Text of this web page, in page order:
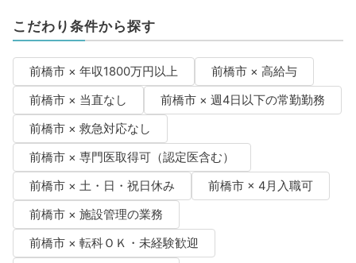
こだわり条件から探す
前橋市 × 年収1800万円以上
前橋市 × 高給与
前橋市 × 当直なし
前橋市 × 週4日以下の常勤勤務
前橋市 × 救急対応なし
前橋市 × 専門医取得可（認定医含む）
前橋市 × 土・日・祝日休み
前橋市 × 4月入職可
前橋市 × 施設管理の業務
前橋市 × 転科ＯＫ・未経験歓迎